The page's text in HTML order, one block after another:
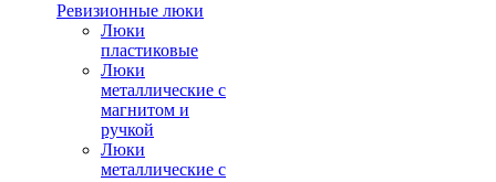
Ревизионные люки
Люки
пластиковые
Люки
металлические с
магнитом и
ручкой
Люки
металлические с